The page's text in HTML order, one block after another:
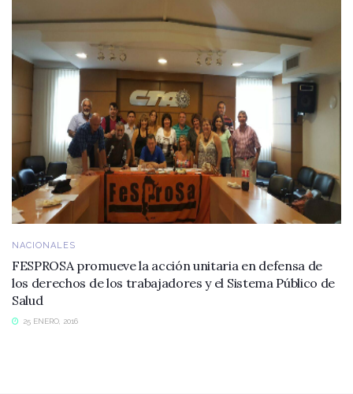
NACIONALES
FESPROSA promueve la acción unitaria en defensa de
los derechos de los trabajadores y el Sistema Público de
Salud
25 ENERO, 2016